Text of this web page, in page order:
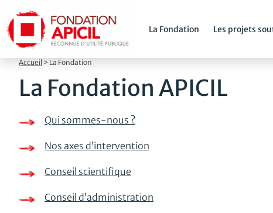
contenu
principal
La Fondation Les projets
Accueil > La Fondation
La Fondation APICIL
Qui sommes-nous ?
Nos axes d’intervention
Conseil scientifique
Conseil d’administration